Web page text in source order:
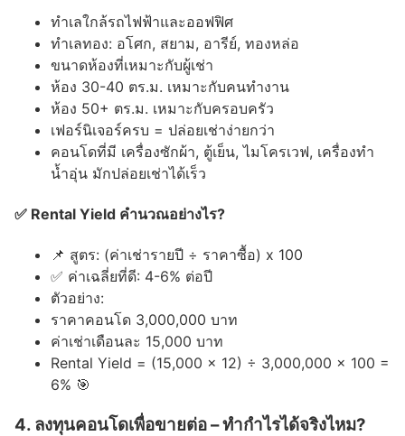
ทำเลใกล้รถไฟฟ้าและออฟฟิศ
ทำเลทอง: อโศก, สยาม, อารีย์, ทองหล่อ
ขนาดห้องที่เหมาะกับผู้เช่า
ห้อง 30-40 ตร.ม. เหมาะกับคนทำงาน
ห้อง 50+ ตร.ม. เหมาะกับครอบครัว
เฟอร์นิเจอร์ครบ = ปล่อยเช่าง่ายกว่า
คอนโดที่มี เครื่องซักผ้า, ตู้เย็น, ไมโครเวฟ, เครื่องทำ
น้ำอุ่น มักปล่อยเช่าได้เร็ว
✅ Rental Yield คำนวณอย่างไร?
📌 สูตร: (ค่าเช่ารายปี ÷ ราคาซื้อ) x 100
✅ ค่าเฉลี่ยที่ดี: 4-6% ต่อปี
ตัวอย่าง:
ราคาคอนโด 3,000,000 บาท
ค่าเช่าเดือนละ 15,000 บาท
Rental Yield = (15,000 x 12) ÷ 3,000,000 x 100 =
6% 🎯
4. ลงทุนคอนโดเพื่อขายต่อ – ทำกำไรได้จริงไหม?